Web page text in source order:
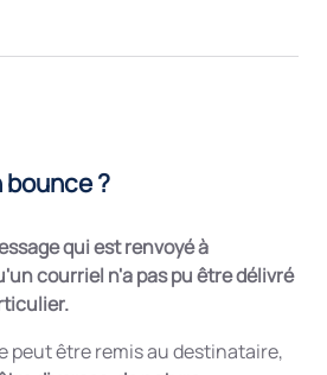
?
qui est renvoyé à
courriel n'a pas pu être délivré
peut être remis au destinataire,